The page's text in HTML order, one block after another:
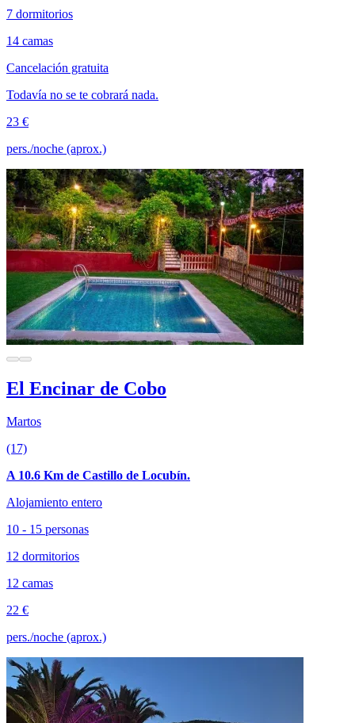
7 dormitorios
14 camas
Cancelación gratuita
Todavía no se te cobrará nada.
23 €
pers./noche (aprox.)
El Encinar de Cobo
Martos
(17)
A 10.6 Km de Castillo de Locubín.
Alojamiento entero
10 - 15 personas
12 dormitorios
12 camas
22 €
pers./noche (aprox.)